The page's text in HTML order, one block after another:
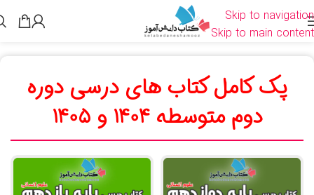
Skip to navigation
Skip to main content
پک کامل کتاب های درسی دوره
دوم متوسطه 1404 و 1405